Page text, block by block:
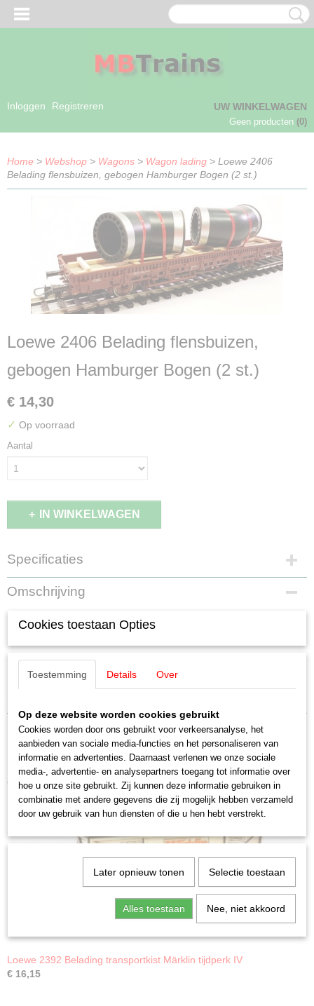
Inloggen Registreren UW WINKELWAGEN
Geen producten (0)
Home > Webshop > Wagons > Wagon lading > Loewe 2406
Belading flensbuizen, gebogen Hamburger Bogen (2 st.)
Loewe 2406 Belading flensbuizen,
gebogen Hamburger Bogen (2 st.)
€ 14,30
✓ Op voorraad
Aantal
IN WINKELWAGEN
Specificaties
EAN code
4260649314890
2406
Schaal
H0 (1:87)
Staat
Nieuw
Omschrijving
Loewe 2406 Belading flensbuizen,
gebogen Hamburger Bogen (2 st.)
Belading flensbuizen, gebogen Hamburger Bogen (2 st.) 1:87 afmeting
Ook interessant
Loewe 2392 Belading transportkist Märklin tijdperk IV
€ 16,15
Cookies toestaan Opties
Toestemming Details Over
Op deze website worden cookies gebruikt
Cookies worden door ons gebruikt voor verkeersanalyse, het
aanbieden van sociale media-functies en het personaliseren van
informatie en advertenties. Daarnaast verlenen we onze sociale
media-, advertentie- en analysepartners toegang tot informatie over
hoe u onze site gebruikt. Zij kunnen deze informatie gebruiken in
combinatie met andere gegevens die zij mogelijk hebben verzameld
door uw gebruik van hun diensten of die u hen hebt verstrekt.
Later opnieuw tonen Selectie toestaan
Alles toestaan Nee, niet akkoord